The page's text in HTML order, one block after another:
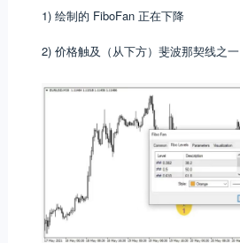
1) 绘制的 FiboFan 正在下降
2) 价格触及（从下方）斐波那契线之一